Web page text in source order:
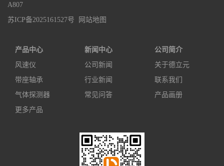
A807
苏ICP备2025161527号
网站地图
产品中心
风速仪
带座轴承
气体探测器
更多产品
新闻中心
公司新闻
行业新闻
常见问答
公司简介
关于德立元
联系我们
产品画册